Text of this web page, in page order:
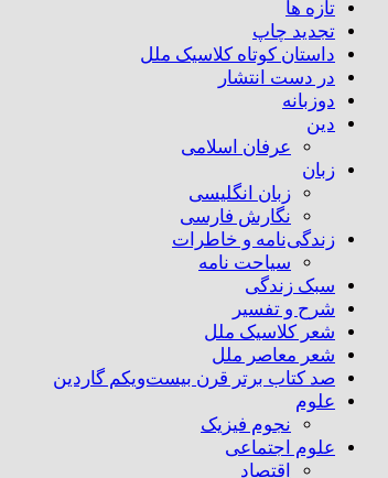
تازه ها
تجدید چاپ
داستان کوتاه کلاسیک ملل
در دست انتشار
دوزبانه
دین
عرفان اسلامی
زبان
زبان انگلیسی
نگارش فارسی
زندگی‌نامه و خاطرات
سیاحت نامه
سبک زندگی
شرح و تفسیر
شعر کلاسیک ملل
شعر معاصر ملل
صد کتاب برتر قرن بیست‌و‌یکم گاردین
علوم
نجوم فیزیک
علوم اجتماعی
اقتصاد